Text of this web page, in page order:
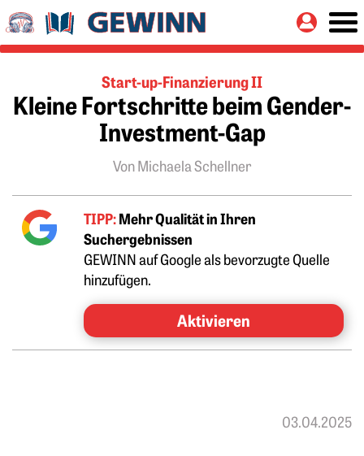
Springe zu:
Start-up-Finanzierung II
Kleine Fortschritte beim Gender-
Investment-Gap
Von Michaela Schellner
TIPP:Mehr Qualität in Ihren
Suchergebnissen
GEWINN auf Google als bevorzugte Quelle
hinzufügen.
Aktivieren
03.04.2025